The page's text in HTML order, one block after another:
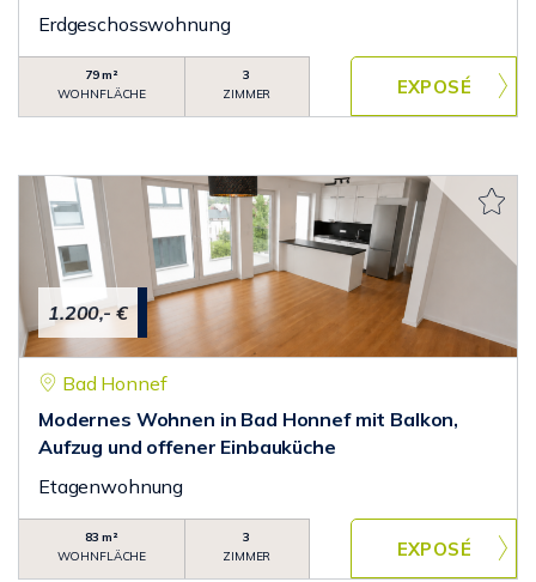
Erdgeschosswohnung
79 m²
WOHNFLÄCHE
3
ZIMMER
1.200,- €
Bad Honnef
Modernes Wohnen in Bad Honnef mit Balkon,
Aufzug und offener Einbauküche
Etagenwohnung
83 m²
WOHNFLÄCHE
3
ZIMMER